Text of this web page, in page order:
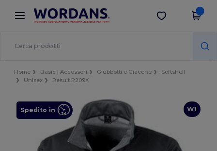
× App Wordans
Prezzi migliori sull'app!
Scarica app
Home Basic | Accessori Giubbotti e Giacche
Softshell
Unisex
Result R209X
W1
Spedito in